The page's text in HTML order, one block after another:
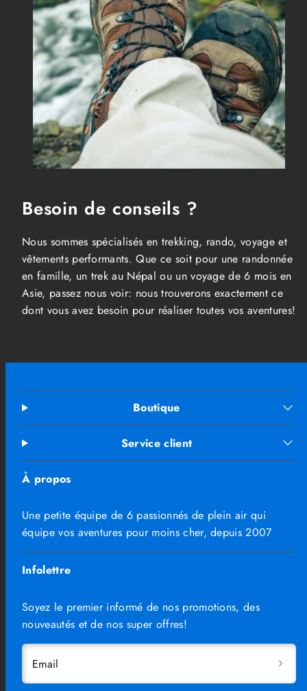
Besoin de conseils ?
Nous sommes spécialisés en trekking, rando, voyage et
vêtements performants. Que ce soit pour une randonnée
en famille, un trek au Népal ou un voyage de 6 mois en
Asie, passez nous voir: nous trouverons exactement ce
dont vous avez besoin pour réaliser toutes vos aventures!
Boutique
Service client
À propos
Une petite équipe de 6 passionnés de plein air qui
équipe vos aventures pour moins cher, depuis 2007
Infolettre
Soyez le premier informé de nos promotions, des
nouveautés et de nos super offres!
Email